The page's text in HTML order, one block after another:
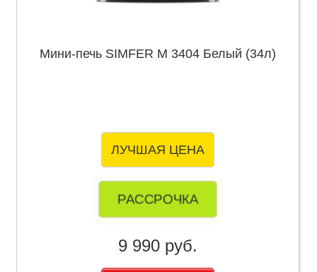
Мини-печь SIMFER M 3404 Белый (34л)
ЛУЧШАЯ ЦЕНА
РАССРОЧКА
9 990 руб.